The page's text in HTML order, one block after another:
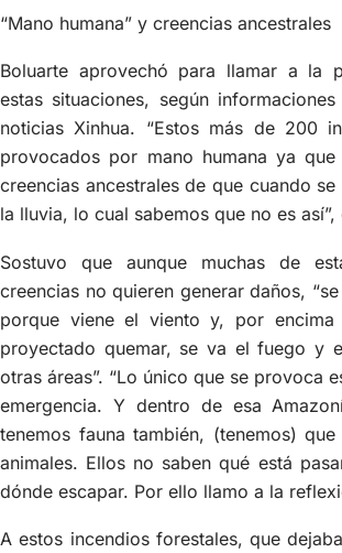
“Mano humana” y creencias ancestrales
Boluarte aprovechó para llamar a la
estas situaciones, según
noticias Xinhua. “Estos más de 200
provocados por mano humana ya que
creencias ancestrales de que cuando
la lluvia, lo cual sabemos que no es así”,
Sostuvo que aunque muchas de
creencias no quieren generar daños,
porque viene el viento y, por
proyectado quemar, se va el fuego y
otras áreas”. “Lo único que se provoca
emergencia. Y dentro de esa
tenemos fauna también, (tenemos)
animales. Ellos no saben qué está
dónde escapar. Por ello llamo a la
A estos incendios forestales, que